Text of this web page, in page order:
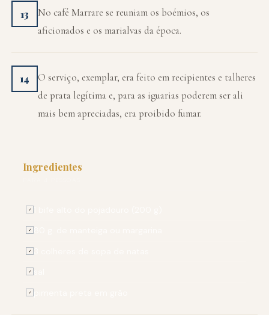
13
No café Marrare se reuniam os boémios, os
aficionados e os marialvas da época.
14
O serviço, exemplar, era feito em recipientes e talheres
de prata legítima e, para as iguarias poderem ser ali
mais bem apreciadas, era proibido fumar.
Ingredientes
✓
✓
✓
✓
✓